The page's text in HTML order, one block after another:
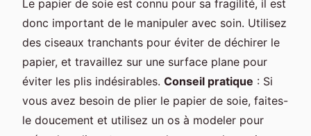
Le papier de soie est connu pour sa fragilité, il est
donc important de le manipuler avec soin. Utilisez
des ciseaux tranchants pour éviter de déchirer le
papier, et travaillez sur une surface plane pour
éviter les plis indésirables. Conseil pratique : Si
vous avez besoin de plier le papier de soie, faites-
le doucement et utilisez un os à modeler pour